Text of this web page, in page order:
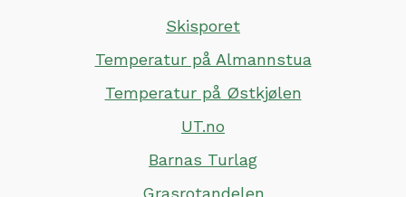
Skisporet
Temperatur på Almannstua
Temperatur på Østkjølen
UT.no
Barnas Turlag